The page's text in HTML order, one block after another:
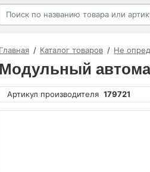
Главная Каталог товаров Не
Модульный
Артикул производителя 179721